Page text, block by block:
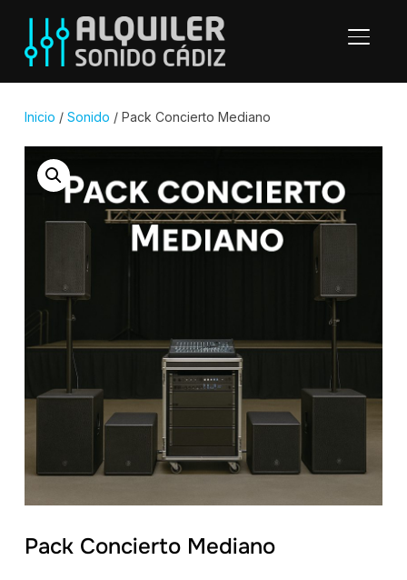
Inicio / Sonido / Pack Concierto Mediano
Pack Concierto Mediano